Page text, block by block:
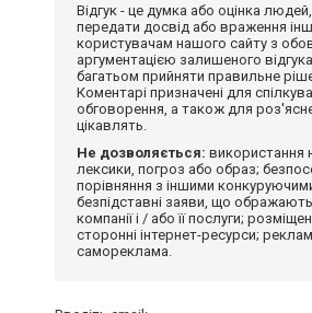
Відгук - це думка або оцінка
передати досвід або враження
користувачам нашого сайту з
аргументацією залишеного
багатьом прийняти правильне
Коментарі призначені для
обговорення, а також для
цікавлять.
Не дозволяється: використання
лексики, погроз або образ;
порівняння з іншими
безпідставні заяви, що ображають
компанії і / або її послуги;
сторонні інтернет-ресурси;
самореклама.